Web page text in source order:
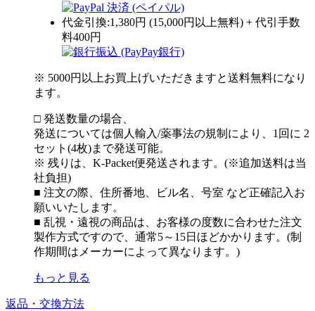
代金引換:1,380円 (15,000円以上無料) + 代引手数
料400円
※ 5000円以上お買上げいただきますと送料無料になり
ます。
□ 発送数量の場合、
発送については個人輸入/薬事法の規制により、1回に 2
セット(4枚)まで発送可能。
※ 残りは、K-Packet便発送されます。(※追加送料は当
社負担)
■ 注文の際、住所番地、ビル名、号室 など正確記入お
願いいたします。
■ 乱視・遠視の商品は、お客様の度数に合わせた注文
製作方式ですので、通常5～15日ほどかかります。(制
作期間はメーカーによって異なります。)
もっと見る
返品・交換方法